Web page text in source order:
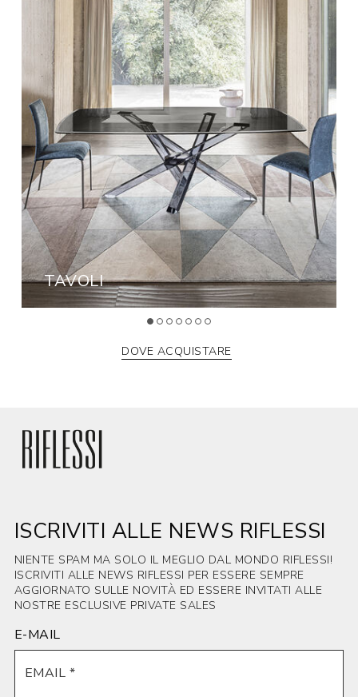
TAVOLI
DOVE ACQUISTARE
ISCRIVITI ALLE NEWS RIFLESSI
NIENTE SPAM MA SOLO IL MEGLIO DAL MONDO RIFLESSI!
ISCRIVITI ALLE NEWS RIFLESSI PER ESSERE SEMPRE
AGGIORNATO SULLE NOVITÀ ED ESSERE INVITATI ALLE
NOSTRE ESCLUSIVE PRIVATE SALES
E-MAIL